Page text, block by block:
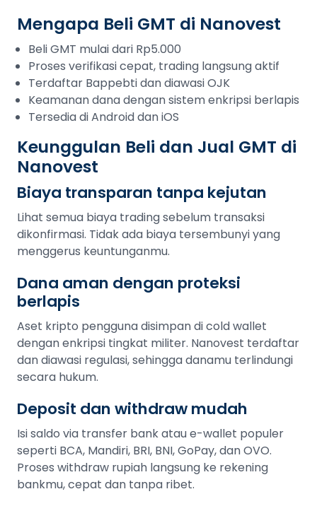
Mengapa Beli GMT di Nanovest
Beli GMT mulai dari Rp5.000
Proses verifikasi cepat, trading langsung aktif
Terdaftar Bappebti dan diawasi OJK
Keamanan dana dengan sistem enkripsi berlapis
Tersedia di Android dan iOS
Keunggulan Beli dan Jual GMT di
Nanovest
Biaya transparan tanpa kejutan
Lihat semua biaya trading sebelum transaksi
dikonfirmasi. Tidak ada biaya tersembunyi yang
menggerus keuntunganmu.
Dana aman dengan proteksi
berlapis
Aset kripto pengguna disimpan di cold wallet
dengan enkripsi tingkat militer. Nanovest terdaftar
dan diawasi regulasi, sehingga danamu terlindungi
secara hukum.
Deposit dan withdraw mudah
Isi saldo via transfer bank atau e-wallet populer
seperti BCA, Mandiri, BRI, BNI, GoPay, dan OVO.
Proses withdraw rupiah langsung ke rekening
bankmu, cepat dan tanpa ribet.